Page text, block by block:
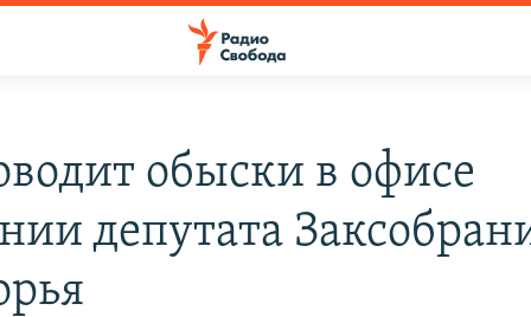
обыски в офисе
депутата